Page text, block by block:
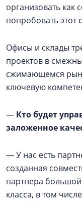
организовать как
попробовать этот
Офисы и склады
проектов в
сжимающемся
ключевую
— Кто будет
заложенное
— У нас есть
созданная
партнера
класса, в том